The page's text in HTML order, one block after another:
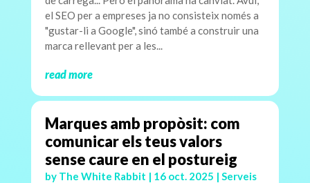
el SEO per a empreses ja no consisteix només a
"gustar-li a Google", sinó també a construir una
marca rellevant per a les...
read more
Marques amb propòsit: com
comunicar els teus valors
sense caure en el postureig
by The White Rabbit | 16 oct. 2025 | Serveis